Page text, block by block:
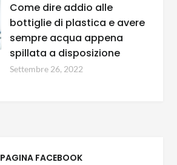
Come dire addio alle
bottiglie di plastica e avere
sempre acqua appena
spillata a disposizione
Settembre 26, 2022
PAGINA FACEBOOK